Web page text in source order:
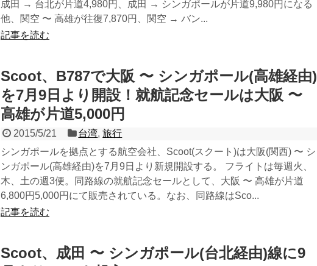
成田 → 台北が片道4,980円、成田 → シンガポールが片道9,980円になる
他、関空 〜 高雄が往復7,870円、関空 → バン...
記事を読む
Scoot、B787で大阪 〜 シンガポール(高雄経由)
を7月9日より開設！就航記念セールは大阪 〜
高雄が片道5,000円
2015/5/21 台湾,旅行
シンガポールを拠点とする航空会社、Scoot(スクート)は大阪(関西) 〜 シ
ンガポール(高雄経由)を7月9日より新規開設する。 フライトは毎週火、
木、土の週3便。同路線の就航記念セールとして、大阪 〜 高雄が片道
6,800円5,000円にて販売されている。なお、同路線はSco...
記事を読む
Scoot、成田 〜 シンガポール(台北経由)線に9